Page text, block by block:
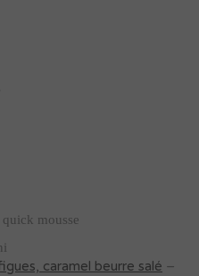
mousse
caramel beurre salé –